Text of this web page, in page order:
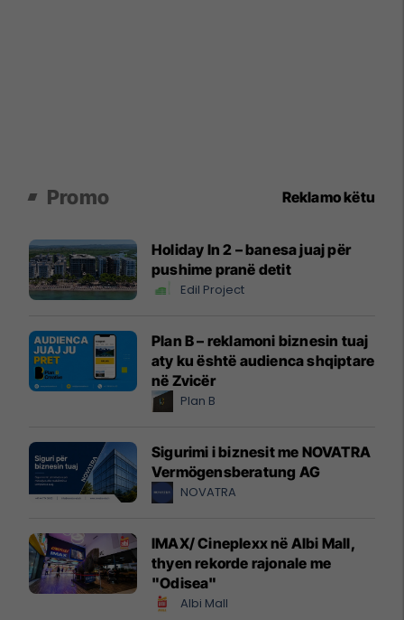
Promo Reklamo këtu
Holiday In 2 – banesa juaj për
pushime pranë detit
Edil Project
Plan B – reklamoni biznesin tuaj
aty ku është audienca shqiptare
në Zvicër
Plan B
Sigurimi i biznesit me NOVATRA
Vermögensberatung AG
NOVATRA
IMAX/ Cineplexx në Albi Mall,
thyen rekorde rajonale me
"Odisea"
Albi Mall